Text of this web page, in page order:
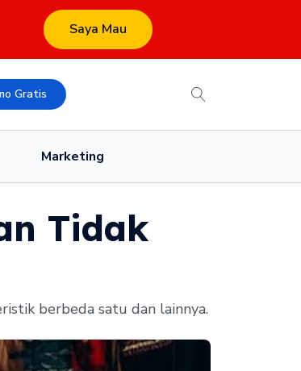
Saya Mau
Gratis
Marketing
Tidak
berbeda satu dan lainnya.